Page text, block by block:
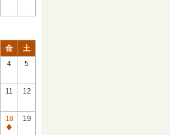
金 土
4 5
11 12
18
休
19